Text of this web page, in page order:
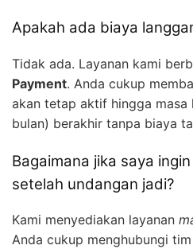
Apakah ada biaya
Tidak ada. Layanan kami
Payment. Anda cukup
akan tetap aktif hingga masa
bulan) berakhir tanpa biaya
Bagaimana jika saya
setelah undangan jadi?
Kami menyediakan layanan
Anda cukup menghubungi